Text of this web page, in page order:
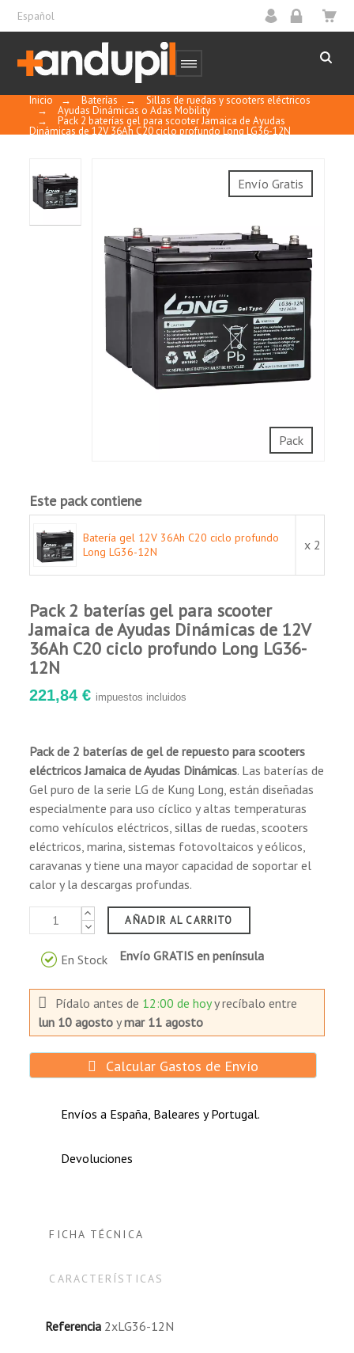
Español
Inicio → Baterías → Sillas de ruedas y scooters eléctricos
→ Ayudas Dinámicas o Adas Mobility
→ Pack 2 baterías gel para scooter Jamaica de Ayudas
Dinámicas de 12V 36Ah C20 ciclo profundo Long LG36-12N
Pack
Envío Gratis
Este pack contiene
Batería gel 12V 36Ah C20 ciclo profundo
Long LG36-12N
x 2
Pack 2 baterías gel para scooter
Jamaica de Ayudas Dinámicas de 12V
36Ah C20 ciclo profundo Long LG36-
12N
221,84 € impuestos incluidos
Pack de 2 baterías de gel de repuesto parascooters
eléctricosJamaica de Ayudas Dinámicas. Las baterías de
Gel puro de la serie LG de Kung Long, están diseñadas
especialmente para uso cíclico y altas temperaturas
como vehículos eléctricos, sillas de ruedas, scooters
eléctricos, marina, sistemas fotovoltaicos y eólicos,
caravanas y tiene una mayor capacidad de soportar el
calor y la descargas profundas.
AÑADIR AL CARRITO
En Stock Envío GRATIS en península
Pídalo antes de 12:00 de hoyy recíbaloentre
lun 10 agosto ymar 11 agosto
Calcular Gastos de Envío
Envíos a España, Baleares y Portugal.
Devoluciones
FICHA TÉCNICA
CARACTERÍSTICAS
Referencia 2xLG36-12N
Sin mantenimiento, sin necesidad de añadir
agua.
Sellada y regulada por válvula.
A prueba de derrames y fugas.
Se pueden instalar en posición vertical u
horizontal.
Ofrece una mayor vida cíclica útil.
Material de la caja ABS (el ABS retardante de
llama es opcional).
Adecuada para reserva, uso y almacenamiento
de energía.
Buena capacidad de recuperación de descarga
Cumple con los requisitos de transporte
Aplicaciones:
Vehículos eléctricos.
Equipos médicos.
Sistemas de seguridad y contraincendios.
Instalaciones fotovoltaicas y eólicas.